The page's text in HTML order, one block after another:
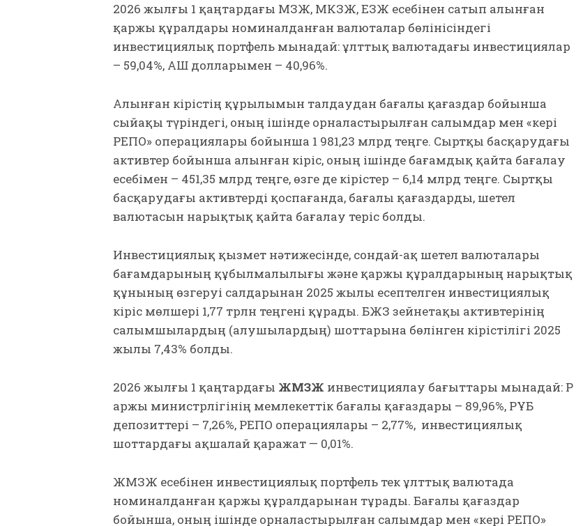
2026 жылғы 1 қаңтардағы МЗЖ, МКЗЖ, ЕЗЖ есебінен сатып алынған
қаржы құралдары номиналданған валюталар бөлінісіндегі
инвестициялық портфель мынадай: ұлттық валютадағы инвестициялар
– 59,04%, АҚШ долларымен – 40,96%.
Алынған кірістің құрылымын талдаудан бағалы қағаздар бойынша
сыйақы түріндегі, оның ішінде орналастырылған салымдар мен «кері
РЕПО» операциялары бойынша 1 981,23 млрд теңге. Сыртқы басқарудағы
активтер бойынша алынған кіріс, оның ішінде бағамдық қайта бағалау
есебімен – 451,35 млрд теңге, өзге де кірістер – 6,14 млрд теңге. Сыртқы
басқарудағы активтерді қоспағанда, бағалы қағаздарды, шетел
валютасын нарықтық қайта бағалау теріс болды.
Инвестициялық қызмет нәтижесінде, сондай-ақ шетел валюталары
бағамдарының құбылмалылығы және қаржы құралдарының нарықтық
құнының өзгеруі салдарынан 2025 жылы есептелген инвестициялық
кіріс мөлшері 1,77 трлн теңгені құрады. БЖЗҚ зейнетақы активтерінің
салымшылардың (алушылардың) шоттарына бөлінген кірістілігі 2025
жылы 7,43% болды.
2026 жылғы 1 қаңтардағы ЖМЗЖ инвестициялау бағыттары мынадай: ҚР
Қаржы министрлігінің мемлекеттік бағалы қағаздары – 89,96%, ҚРҰБ
депозиттері – 7,26%, РЕПО операциялары – 2,77%, инвестициялық
шоттардағы ақшалай қаражат — 0,01%.
ЖМЗЖ есебінен инвестициялық портфель тек ұлттық валютада
номиналданған қаржы құралдарынан тұрады. Бағалы қағаздар
бойынша, оның ішінде орналастырылған салымдар мен «кері РЕПО»